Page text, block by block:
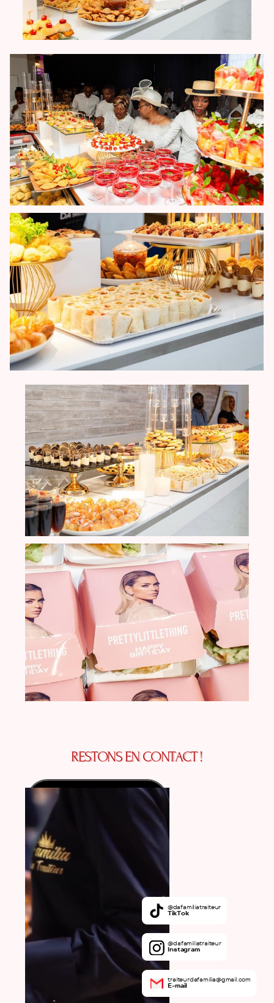
RESTONS EN CONTACT !
@dafamiliatraiteur
TikTok
@dafamiliatraiteur
Instagram
traiteurdafamilia@gmail.com
E-mail